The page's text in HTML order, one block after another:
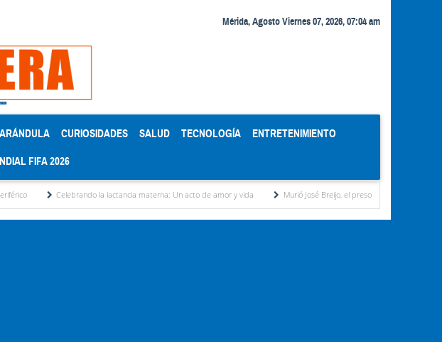
Mérida, Agosto Viernes 07, 2026, 07:04 am
CURIOSIDADES SALUD TECNOLOGÍA ENTRETENIMIENTO
FIFA 2026
Celebrando la lactancia materna: Un acto de amor y vida Murió José Breijo, el preso político uruguayo-venezolano bajo